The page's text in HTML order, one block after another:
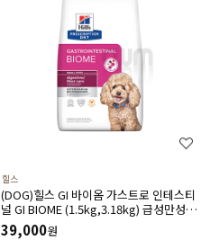
힐스
(DOG)힐스 GI 바이옴­ 가스트로 인테스티
널 GI BIOME (1.5kg,3.18kg) 급성만성위
장관질환-처방식,처방사료
39,000원